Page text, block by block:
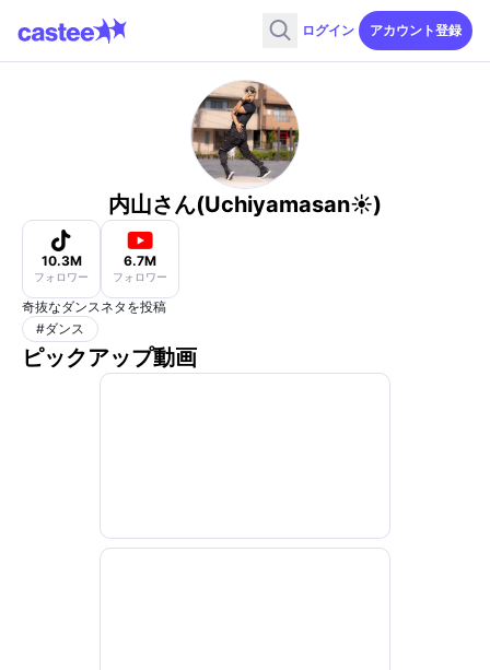
ログイン アカウント登録
内山さん(Uchiyamasan☀️)
10.3M
フォロワー
6.7M
フォロワー
奇抜なダンスネタを投稿
#ダンス
ピックアップ動画